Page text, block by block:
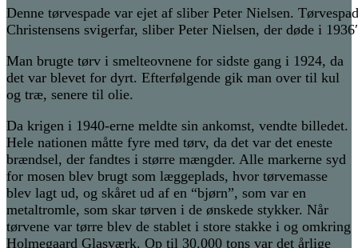
Denne tørvespade var ejet af sliber Peter Nielsen.
Christensens svigerfar, sliber Peter Nielsen, der døde i
Man brugte tørv i smelteovnene for sidste gang i 1924, da
det var blevet for dyrt. Efterfølgende gik man over til kul
og træ, senere til olie.
Da krigen i 1940-erne meldte sin ankomst, vendte billedet.
Hele nationen måtte fyre med tørv, da det var det eneste
brændsel, der fandtes i større mængder. Alle markerne syd
for mosen blev brugt som læggeplads, hvor tørvemasse
blev lagt ud, og skåret ud af en “bjørn”, som var en
metaltromle, som skar tørven i de ønskede stykker. Når
tørvene var tørre blev de stablet i store stakke i og omkring
Holmegaard Glasværk. Op til 30.000 tons var det årlige